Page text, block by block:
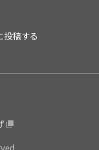
投稿する